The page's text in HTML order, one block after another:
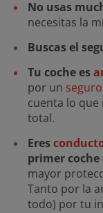
No usas
necesitas la
Buscas el
Tu coche es
por un
cuenta lo que
total.
Eres
primer coche
mayor
Tanto por la
todo) por tu